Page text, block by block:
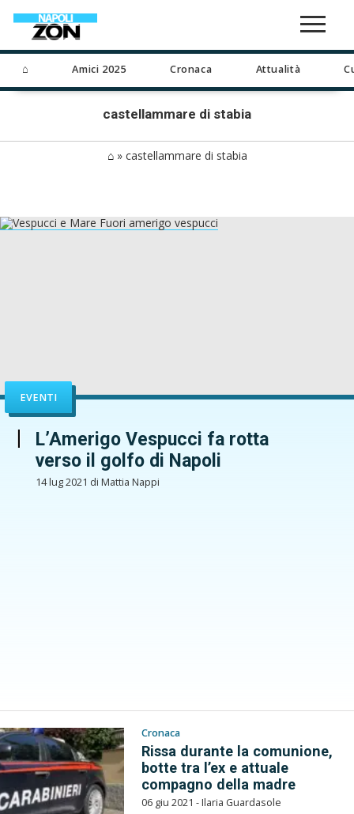
⌂ Amici 2025 Cronaca Attualità
castellammare di stabia
⌂» castellammare di stabia
EVENTI
L’Amerigo Vespucci fa rotta
verso il golfo di Napoli
14 lug 2021 di Mattia Nappi
Cronaca
Rissa durante la comunione,
botte tra l’ex e attuale
compagno della madre
06 giu 2021 - Ilaria Guardasole